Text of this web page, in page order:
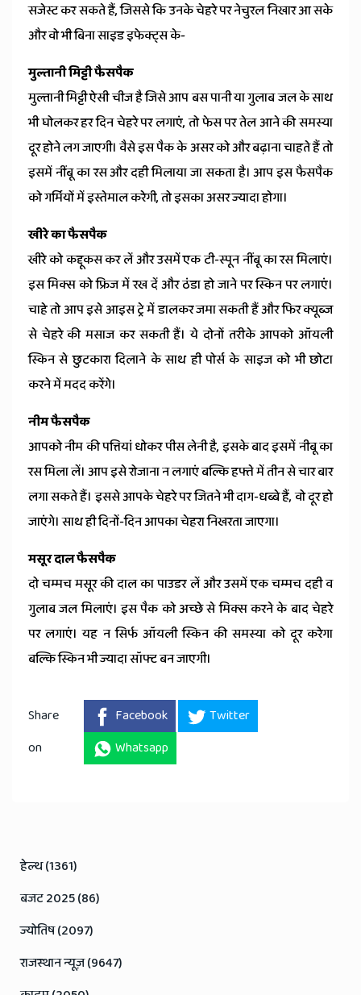
सजेस्ट कर सकते हैं, जिससे कि उनके चेहरे पर नेचुरल निखार आ सके
और वो भी बिना साइड इफेक्ट्स के-
मुल्तानी मिट्टी फैसपैक
मुल्तानी मिट्टी ऐसी चीज है जिसे आप बस पानी या गुलाब जल के साथ
भी घोलकर हर दिन चेहरे पर लगाएं, तो फेस पर तेल आने की समस्या
दूर होने लग जाएगी। वैसे इस पैक के असर को और बढ़ाना चाहते हैं तो
इसमें नींबू का रस और दही मिलाया जा सकता है। आप इस फैसपैक
को गर्मियों में इस्तेमाल करेगी, तो इसका असर ज्यादा होगा।
खीरे का फैसपैक
खीरे को कद्दूकस कर लें और उसमें एक टी-स्पून नींबू का रस मिलाएं।
इस मिक्स को फ्रिज में रख दें और ठंडा हो जाने पर स्किन पर लगाएं।
चाहे तो आप इसे आइस ट्रे में डालकर जमा सकती हैं और फिर क्यूब्ज
से चेहरे की मसाज कर सकती हैं। ये दोनों तरीके आपको ऑयली
स्किन से छुटकारा दिलाने के साथ ही पोर्स के साइज को भी छोटा
करने में मदद करेंगे।
नीम फैसपैक
आपको नीम की पत्तियां धोकर पीस लेनी है, इसके बाद इसमें नीबू का
रस मिला लें। आप इसे रोजाना न लगाएं बल्कि हफ्ते में तीन से चार बार
लगा सकते हैं। इससे आपके चेहरे पर जितने भी दाग-धब्बे हैं, वो दूर हो
जाएंगे। साथ ही दिनों-दिन आपका चेहरा निखरता जाएगा।
मसूर दाल फैसपैक
दो चम्मच मसूर की दाल का पाउडर लें और उसमें एक चम्मच दही व
गुलाब जल मिलाएं। इस पैक को अच्छे से मिक्स करने के बाद चेहरे
पर लगाएं। यह न सिर्फ ऑयली स्किन की समस्या को दूर करेगा
बल्कि स्किन भी ज्यादा सॉफ्ट बन जाएगी।
Share
on
Facebook
Twitter
Whatsapp
हेल्थ (1361)
बजट 2025 (86)
ज्योतिष (2097)
राजस्थान न्यूज़ (9647)